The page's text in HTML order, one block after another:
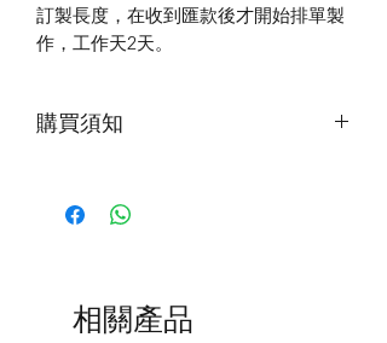
訂製長度，在收到匯款後才開始排單製
作，工作天2天。
購買須知
材質連接線硬，每條連接線，長度會有
正負1公分的誤差，不能依此為退換貨
相關產品